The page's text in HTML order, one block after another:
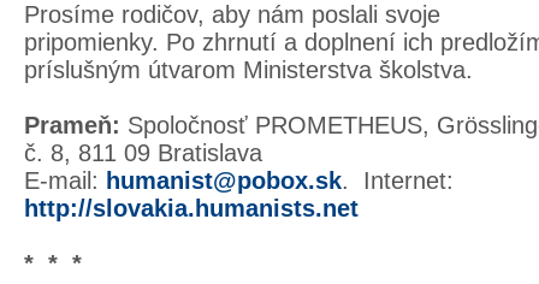
Prosíme rodičov, aby nám poslali svoje
pripomienky. Po zhrnutí a doplnení ich
príslušným útvarom Ministerstva školstva.
Prameň: Spoločnosť PROMETHEUS,
č. 8, 811 09 Bratislava
E-mail: humanist@pobox.sk. Internet:
http://slovakia.humanists.net
* * *